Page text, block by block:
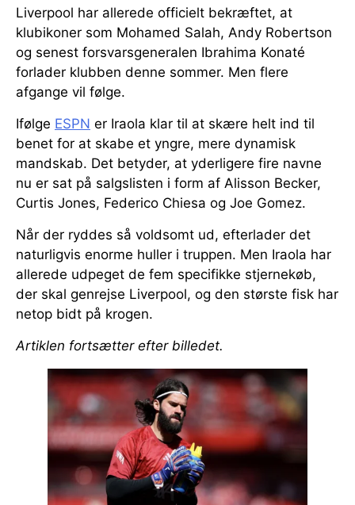
Liverpool har allerede officielt bekræftet, at
klubikoner som Mohamed Salah, Andy Robertson
og senest forsvarsgeneralen Ibrahima Konaté
forlader klubben denne sommer. Men flere
afgange vil følge.
Ifølge ESPN er Iraola klar til at skære helt ind til
benet for at skabe et yngre, mere dynamisk
mandskab. Det betyder, at yderligere fire navne
nu er sat på salgslisten i form af Alisson Becker,
Curtis Jones, Federico Chiesa og Joe Gomez.
Når der ryddes så voldsomt ud, efterlader det
naturligvis enorme huller i truppen. Men Iraola har
allerede udpeget de fem specifikke stjernekøb,
der skal genrejse Liverpool, og den største fisk har
netop bidt på krogen.
Artiklen fortsætter efter billedet.